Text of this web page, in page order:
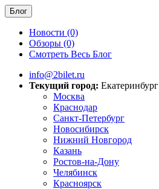
Блог
Новости (0)
Обзоры (0)
Смотреть Весь Блог
info@2bilet.ru
Текущий город: Екатеринбург
Москва
Краснодар
Санкт-Петербург
Новосибирск
Нижний Новгород
Казань
Ростов-на-Дону
Челябинск
Красноярск